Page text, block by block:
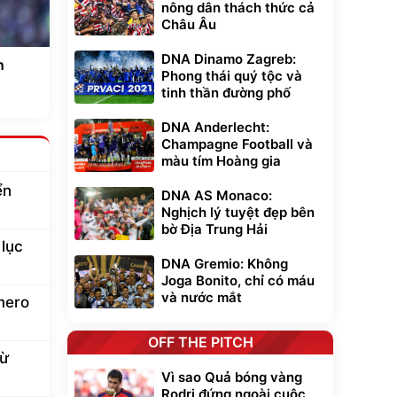
nông dân thách thức cả
Châu Âu
DNA Dinamo Zagreb:
Phong thái quý tộc và
tinh thần đường phố
DNA Anderlecht:
Champagne Football và
màu tím Hoàng gia
DNA AS Monaco:
Nghịch lý tuyệt đẹp bên
bờ Địa Trung Hải
DNA Gremio: Không
Joga Bonito, chỉ có máu
và nước mắt
OFF THE PITCH
Vì sao Quả bóng vàng